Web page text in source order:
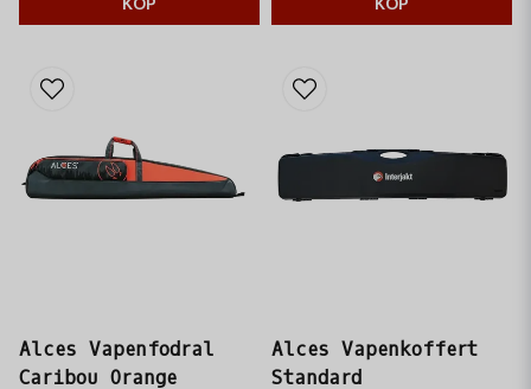
Alces Vapenfodral
Caribou Orange
Alces Vapenkoffert
Standard